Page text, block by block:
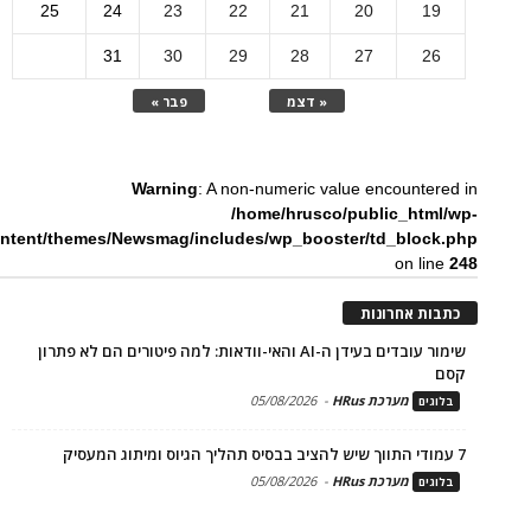
« דצמ פבר »
19
20
21
22
23
24
25
26
27
28
29
30
31
Warning: A non-numeric value encountered in
/home/hrusco/public_html/wp-
themes/Newsmag/includes/wp_booster/td_block.php
on line248
כתבות אחרונות
שימור עובדים בעידן ה-AI והאי-וודאות: למה פיטורים הם לא פתרון
קסם
בלוגים מערכת HRus -
05/08/2026
7 עמודי התווך שיש להציב בבסיס תהליך הגיוס ומיתוג המעסיק
בלוגים מערכת HRus -
05/08/2026